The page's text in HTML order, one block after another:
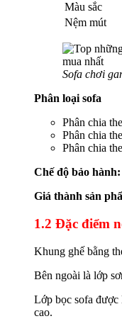
Màu sắc
Nệm mút
Sofa chơi
Phân loại sofa
Phân chia
Phân chia
Phân chia
Chế độ bảo hành:
Giá thành sản
1.2 Đặc điểm
Khung ghế bằng
Bên ngoài là lớp
Lớp bọc sofa được
cao.